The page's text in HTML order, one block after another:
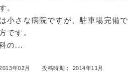
。
小さな病院ですが、駐車場完備
です。
の...
年02月 投稿時期： 2014年11月